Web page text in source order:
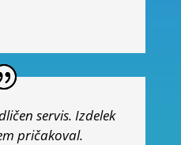
servis. Izdelek
pričakoval.